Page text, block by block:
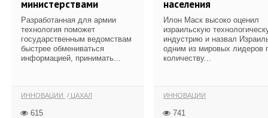
министерствами
Разработанная для армии
технология поможет
государственным ведомствам
быстрее обмениваться
информацией, принимать...
ИННОВАЦИИ ЦАХАЛ
615
населения
Илон Маск высоко оценил
израильскую
индустрию и назвал
одним из мировых лидеров
количеству...
ИННОВАЦИИ
741